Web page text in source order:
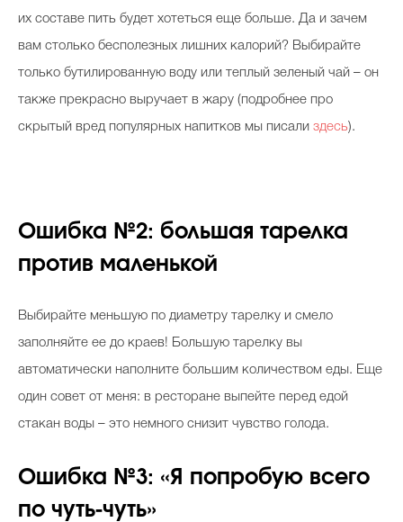
Beauty- битвы
Тесты
их составе пить будет хотеться еще больше. Да и зачем
вам столько бесполезных лишних калорий? Выбирайте
только бутилированную воду или теплый зеленый чай – он
также прекрасно выручает в жару (подробнее про
скрытый вред популярных напитков мы писали здесь).
Ошибка №2: большая тарелка
против маленькой
Выбирайте меньшую по диаметру тарелку и смело
заполняйте ее до краев! Большую тарелку вы
автоматически наполните большим количеством еды. Еще
один совет от меня: в ресторане выпейте перед едой
стакан воды – это немного снизит чувство голода.
Ошибка №3: «Я попробую всего
по чуть-чуть»